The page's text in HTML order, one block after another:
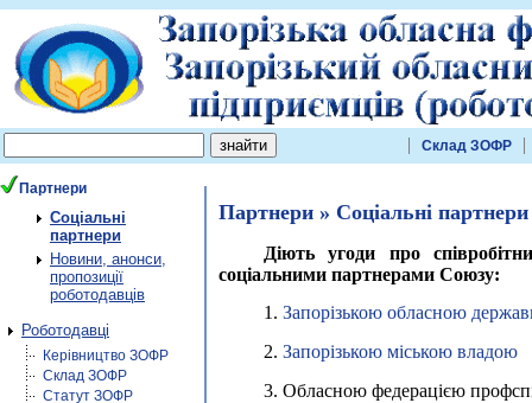
Склад ЗОФР
Партнери
Соціальні
партнери
Новини, анонси,
пропозиції
роботодавців
Роботодавці
Керівництво ЗОФР
Склад ЗОФР
Статут ЗОФР
Партнери » Соціальні партнери
Діють угоди про
соціальними партнерами Союзу:
1. Запорізькою обласною
2. Запорізькою міською владою
3. Обласною федерацією